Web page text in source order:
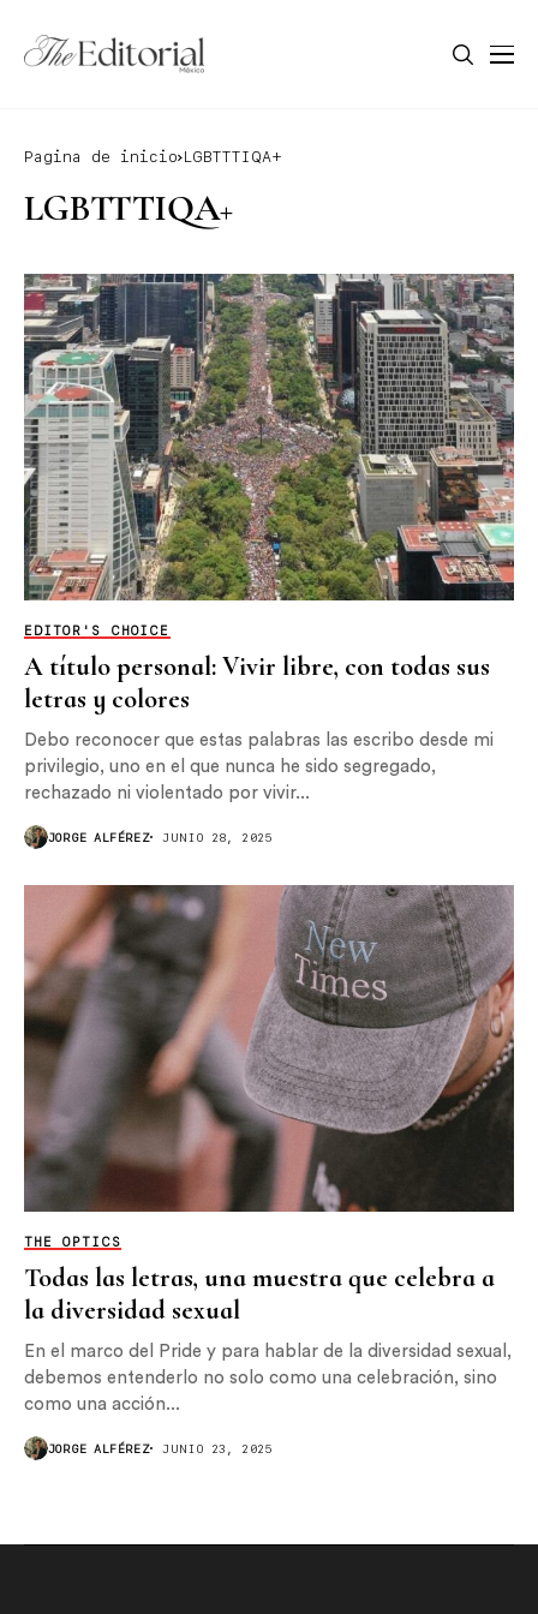
Pagina de inicio LGBTTTIQA+
LGBTTTIQA+
EDITOR'S CHOICE
A título personal: Vivir libre, con todas sus
letras y colores
Debo reconocer que estas palabras las escribo desde mi
privilegio, uno en el que nunca he sido segregado,
rechazado ni violentado por vivir...
JORGE ALFÉREZ JUNIO 28, 2025
THE OPTICS
Todas las letras, una muestra que celebra a
la diversidad sexual
En el marco del Pride y para hablar de la diversidad sexual,
debemos entenderlo no solo como una celebración, sino
como una acción...
JORGE ALFÉREZ JUNIO 23, 2025